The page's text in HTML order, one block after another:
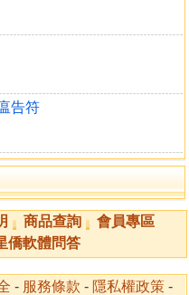
告符
商品查詢
會員專區
僑軟體問答
- 服務條款 - 隱私權政策 -